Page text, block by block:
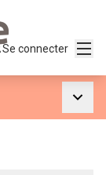
Se connecter